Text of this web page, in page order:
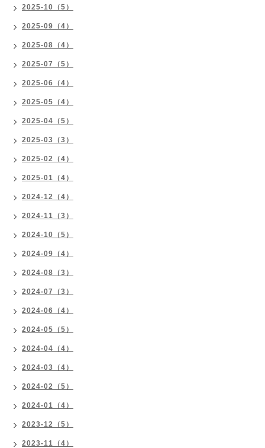
2025-10（5）
2025-09（4）
2025-08（4）
2025-07（5）
2025-06（4）
2025-05（4）
2025-04（5）
2025-03（3）
2025-02（4）
2025-01（4）
2024-12（4）
2024-11（3）
2024-10（5）
2024-09（4）
2024-08（3）
2024-07（3）
2024-06（4）
2024-05（5）
2024-04（4）
2024-03（4）
2024-02（5）
2024-01（4）
2023-12（5）
2023-11（4）